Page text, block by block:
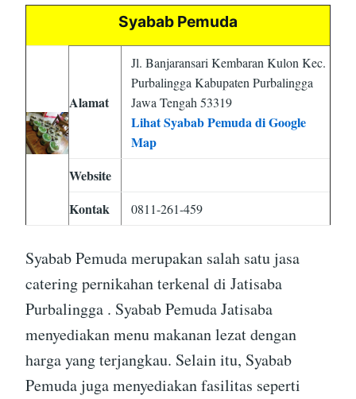
Syabab Pemuda
Alamat
Jl. Banjaransari Kembaran Kulon Kec.
Purbalingga Kabupaten Purbalingga
Jawa Tengah 53319
Lihat Syabab Pemuda di Google
Map
Website
Kontak
0811-261-459
Syabab Pemuda merupakan salah satu jasa
catering pernikahan terkenal di Jatisaba
Purbalingga . Syabab Pemuda Jatisaba
menyediakan menu makanan lezat dengan
harga yang terjangkau. Selain itu, Syabab
Pemuda juga menyediakan fasilitas seperti